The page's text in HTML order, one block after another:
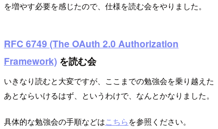
を増やす必要を感じたので、仕様を読む会をやりました。
RFC 6749 (The OAuth 2.0 Authorization
Framework) を読む会
いきなり読むと大変ですが、ここまでの勉強会を乗り越えた
あとならいけるはず、というわけで、なんとかなりました。
具体的な勉強会の手順などはこちらを参照ください。